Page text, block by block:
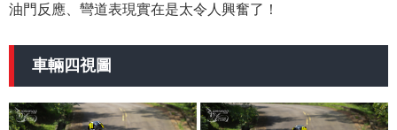
油門反應、彎道表現實在是太令人興奮了！
車輛四視圖